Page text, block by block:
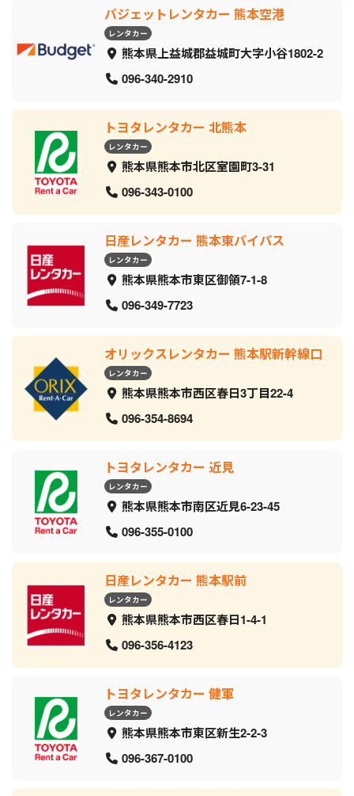
バジェットレンタカー 熊本空港
レンタカー
熊本県上益城郡益城町大字小谷1802-2
096-340-2910
トヨタレンタカー 北熊本
レンタカー
熊本県熊本市北区室園町3-31
096-343-0100
日産レンタカー 熊本東バイパス
レンタカー
熊本県熊本市東区御領7-1-8
096-349-7723
オリックスレンタカー 熊本駅新幹線口
レンタカー
熊本県熊本市西区春日3丁目22-4
096-354-8694
トヨタレンタカー 近見
レンタカー
熊本県熊本市南区近見6-23-45
096-355-0100
日産レンタカー 熊本駅前
レンタカー
熊本県熊本市西区春日1-4-1
096-356-4123
トヨタレンタカー 健軍
レンタカー
熊本県熊本市東区新生2-2-3
096-367-0100